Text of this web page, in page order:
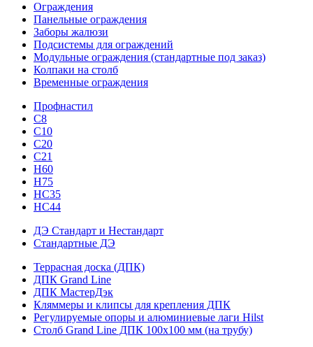
Ограждения
Панельные ограждения
Заборы жалюзи
Подсистемы для ограждений
Модульные ограждения (стандартные под заказ)
Колпаки на столб
Временные ограждения
Профнастил
С8
С10
С20
С21
H60
H75
HС35
НС44
ДЭ Стандарт и Нестандарт
Стандартные ДЭ
Террасная доска (ДПК)
ДПК Grand Line
ДПК МастерДэк
Кляммеры и клипсы для крепления ДПК
Регулируемые опоры и алюминиевые лаги Hilst
Столб Grand Line ДПК 100х100 мм (на трубу)